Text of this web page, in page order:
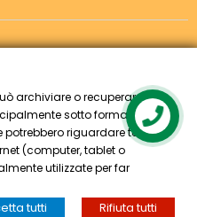
CASSA CERCA
archiviare o recuperare
sotto forma di
riguardare te, le tue
(computer, tablet o
utilizzate per far
tutti Rifiuta tutti
Contact us